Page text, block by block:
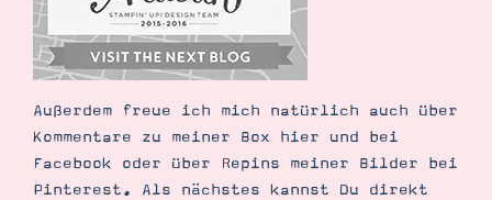
Außerdem freue ich mich natürlich auch über
Kommentare zu meiner Box hier und bei
Facebook oder über Repins meiner Bilder bei
Pinterest. Als nächstes kannst Du direkt